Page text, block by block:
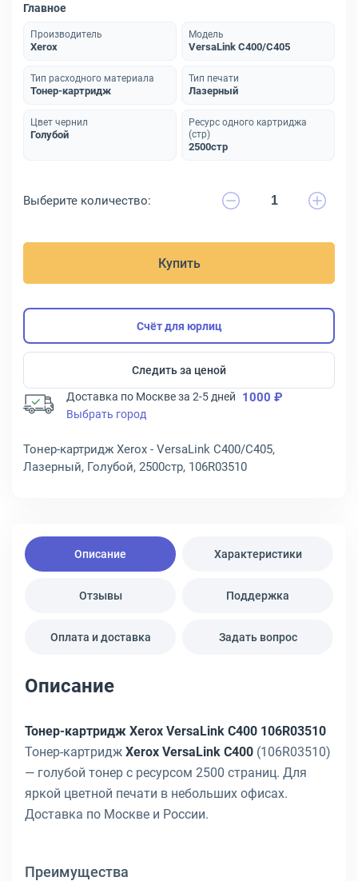
Главное
Производитель
Xerox
Модель
VersaLink C400/C405
Тип расходного материала
Тонер-картридж
Тип печати
Лазерный
Цвет чернил
Голубой
Ресурс одного картриджа
(стр)
2500стр
Выберите количество:
Купить
Счёт для юрлиц
Следить за ценой
Доставка по Москве за 2-5 дней 1000 ₽
Выбрать город
Тонер-картридж Xerox - VersaLink C400/C405,
Лазерный, Голубой, 2500стр, 106R03510
Описание Характеристики
Отзывы Поддержка
Оплата и доставка Задать вопрос
Описание
Тонер-картридж Xerox VersaLink C400 106R03510
Тонер-картридж Xerox VersaLink C400 (106R03510)
— голубой тонер с ресурсом 2500 страниц. Для
яркой цветной печати в небольших офисах.
Доставка по Москве и России.
Преимущества